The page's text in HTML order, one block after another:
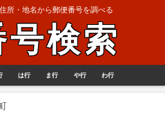
所・地名から郵便番号を調べる
検索
は行 ま行 や行 わ行